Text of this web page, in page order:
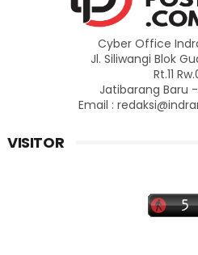
Cyber Office
Jl. Siliwangi Blok
Rt.11
Jatibarang Baru
Email :
VISITOR